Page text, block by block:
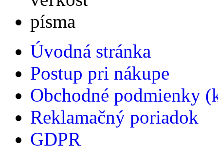
Úvodná stránka
Postup pri nákupe
Obchodné podmienky
Reklamačný poriadok
GDPR